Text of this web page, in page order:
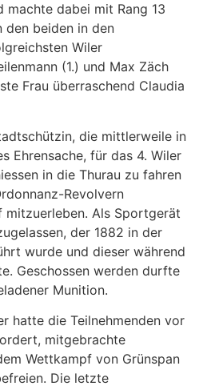
machte dabei mit Rang 13
den beiden in den
Wiler
(1.) und Max Zäch
Frau überraschend Claudia
die mittlerweile in
Ehrensache, für das 4. Wiler
in die Thurau zu fahren
Revolvern
mitzuerleben. Als Sportgerät
der 1882 in der
wurde und dieser während
Geschossen werden durfte
Munition.
hatte die Teilnehmenden vor
mitgebrachte
Wettkampf von Grünspan
Die letzte